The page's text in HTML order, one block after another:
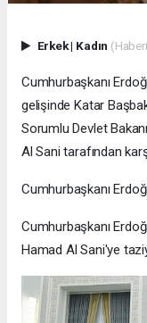
Erkek| Kadın
Cumhurbaşkanı
gelişinde Katar
Sorumlu Devlet
Al Sani tarafından
Cumhurbaşkanı
Cumhurbaşkanı
Hamad Al Sani'ye